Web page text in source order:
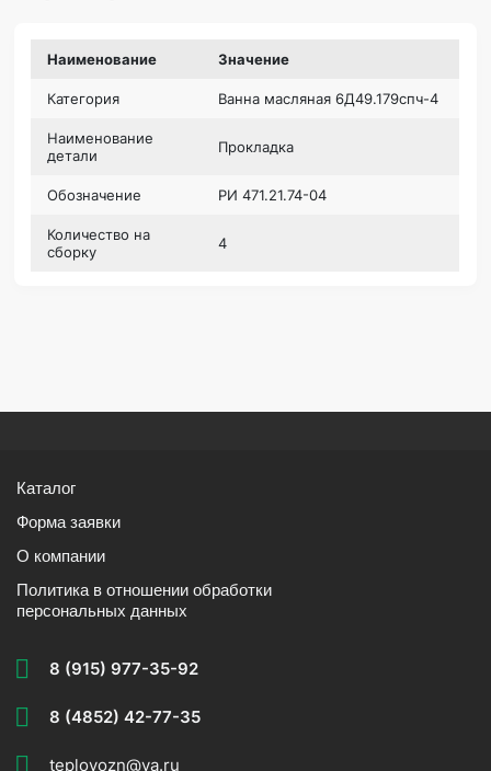
Наименование Значение
Категория Ванна масляная 6Д49.179спч-4
Наименование
детали
Прокладка
Обозначение РИ 471.21.74-04
Количество на
сборку
4
Каталог
Форма заявки
О компании
Политика в отношении обработки
персональных данных
8 (915) 977-35-92
8 (4852) 42-77-35
teplovozn@ya.ru